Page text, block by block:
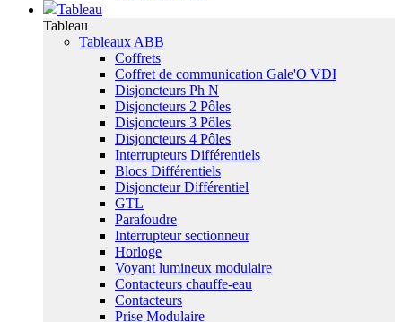
Tableau
Tableau
Tableaux ABB
Coffrets
Coffret de communication Gale'O VDI
Disjoncteurs Ph N
Disjoncteurs 2 Pôles
Disjoncteurs 3 Pôles
Disjoncteurs 4 Pôles
Interrupteurs Différentiels
Blocs Différentiels
Disjoncteur Différentiel
GTL
Parafoudre
Interrupteur sectionneur
Horloge
Voyant lumineux modulaire
Contacteurs chauffe-eau
Contacteurs
Prise Modulaire